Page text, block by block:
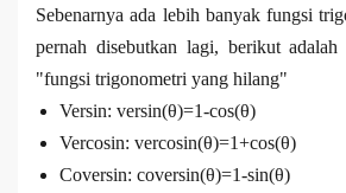
Sebenarnya ada lebih banyak fungsi
pernah disebutkan lagi, berikut
"fungsi trigonometri yang hilang"
Versin: versin(θ)=1-cos(θ)
Vercosin: vercosin(θ)=1+cos(θ)
Coversin: coversin(θ)=1-sin(θ)